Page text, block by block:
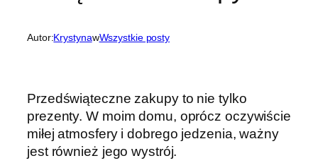
Autor:KrystynawWszystkie posty
Przedświąteczne zakupy to nie tylko
prezenty. W moim domu, oprócz oczywiście
miłej atmosfery i dobrego jedzenia, ważny
jest również jego wystrój.